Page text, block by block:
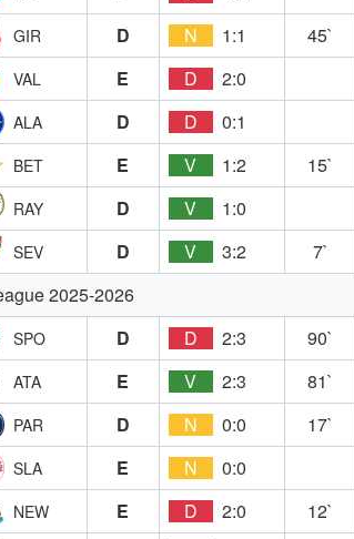
GIR D N 1:1
45`
VAL E D
2:0
ALA D D
0:1
BET E V 1:2
15`
RAY D V
1:0
SEV D V 3:2
7`
2025-2026
SPO D D 2:3
90`
ATA E V 2:3
81`
PAR D N 0:0
17`
SLA E N
0:0
NEW E D 2:0
12`